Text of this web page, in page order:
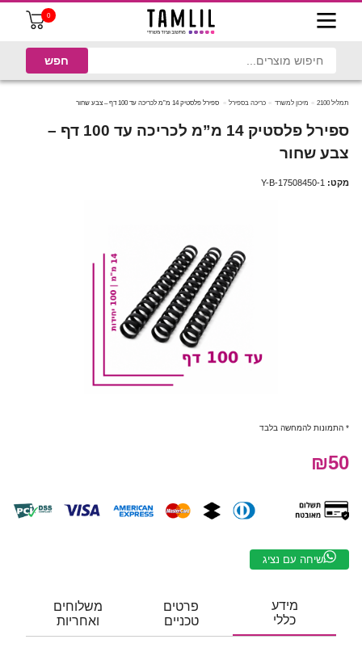
0
תמליל 2100 מיכון למשרד כריכה בספירל ספירל פלסטיק 14 מ”מ לכריכה עד 100 דף – צבע שחור
ספירל פלסטיק 14 מ”מ לכריכה עד 100 דף –
צבע שחור
מקט: Y-B-17508450-1
* התמונות להמחשה בלבד
₪50
שיחה עם נציג
מידע
כללי
פרטים
טכניים
משלוחים
ואחריות